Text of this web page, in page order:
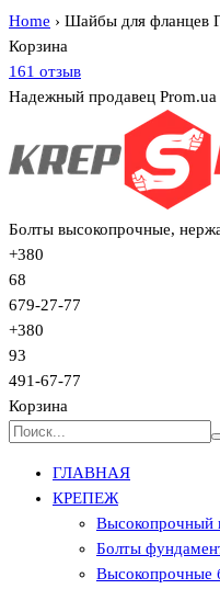
Home › Шайбы для фланцев
Корзина
161 отзыв
Надежный продавец Prom.ua
Болты высокопрочные,
+380
68
679-27-77
+380
93
491-67-77
Корзина
ГЛАВНАЯ
КРЕПЕЖ
Высокопрочный
Болты
Высокопрочные